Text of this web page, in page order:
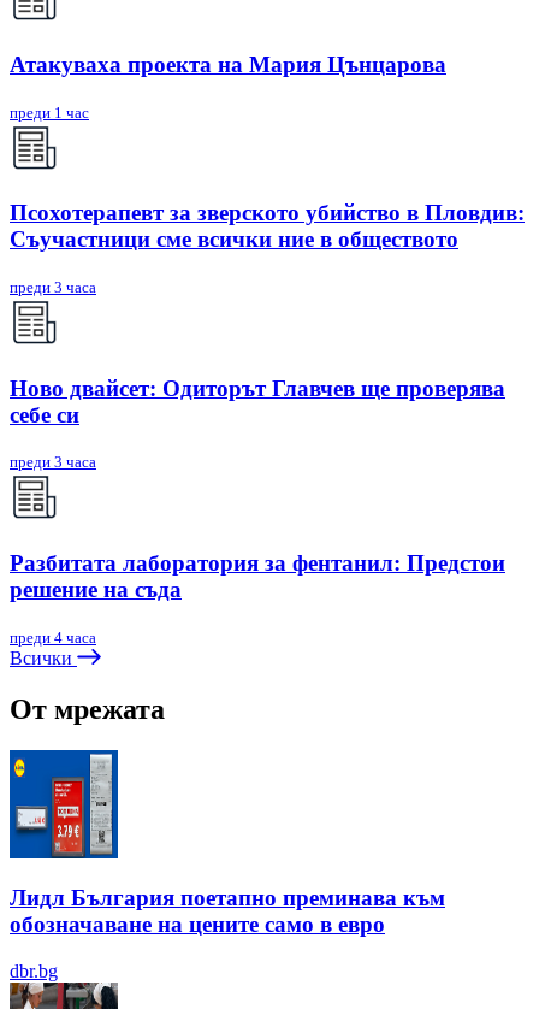
Атакуваха проекта на Мария Цънцарова
преди 1 час
Псохотерапевт за зверското убийство в Пловдив:
Съучастници сме всички ние в обществото
преди 3 часа
Ново двайсет: Одиторът Главчев ще проверява
себе си
преди 3 часа
Разбитата лаборатория за фентанил: Предстои
решение на съда
преди 4 часа
Всички
От мрежата
Лидл България поетапно преминава към
обозначаване на цените само в евро
dbr.bg